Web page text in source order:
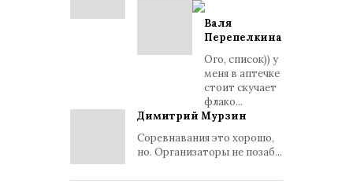
Валя
Перепелкина
Ого, список)) у
меня в аптечке
стоит скучает
флако...
Димитрий Мурзин
Соревнавания это хорошо,
но. Организаторы не позаб...